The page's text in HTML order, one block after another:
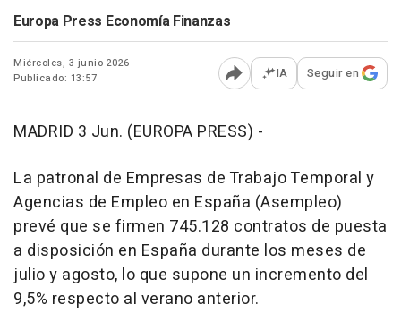
Europa Press Economía Finanzas
Miércoles, 3 junio 2026
Publicado: 13:57
Abrir opciones para
IA Seguir en
MADRID 3 Jun. (EUROPA PRESS) -
La patronal de Empresas de Trabajo Temporal y
Agencias de Empleo en España (Asempleo)
prevé que se firmen 745.128 contratos de puesta
a disposición en España durante los meses de
julio y agosto, lo que supone un incremento del
9,5% respecto al verano anterior.